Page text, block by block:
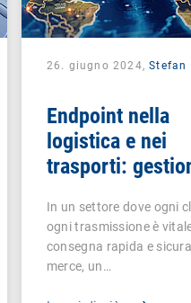
26. giugno 2024,Stefan
Endpoint nella
logistica e nei
trasporti:
In un settore dove ogni
ogni trasmissione è
consegna rapida e
merce, un…